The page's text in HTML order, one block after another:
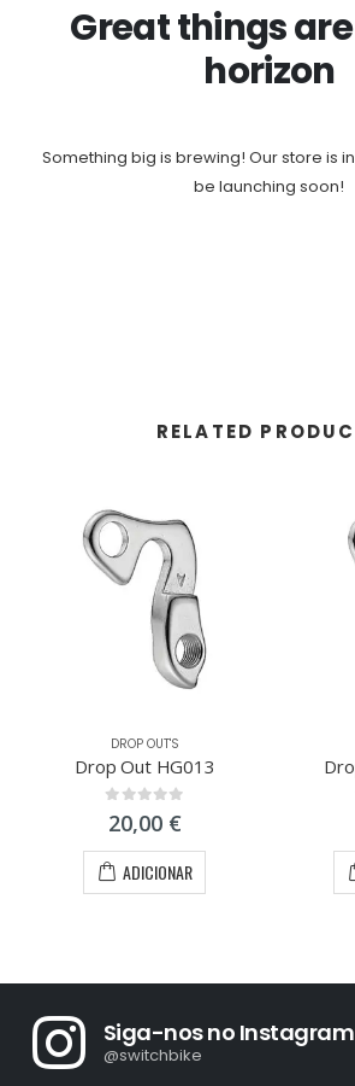
Great things
horizon
Something big is brewing! Our store is
be launching soon!
RELATED
DROP OUT'S
Drop Out HG013
0out of 5
20,00 €
ADICIONAR
Siga-nos no Instagram
@switchbike